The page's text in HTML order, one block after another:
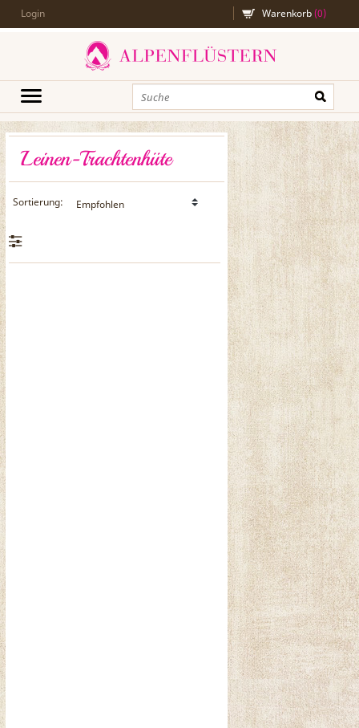
Login Warenkorb(0)
Leinen-Trachtenhüte
Sortierung:
Filter
€ €